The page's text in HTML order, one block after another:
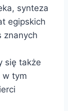
synteza
egipskich
znanych
się także
w tym